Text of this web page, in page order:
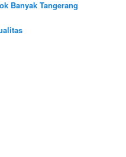
Banyak Tangerang